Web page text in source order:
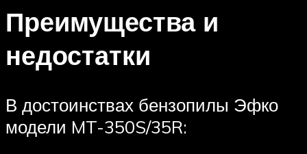
Преимущества и
недостатки
В достоинствах бензопилы Эфко
модели MT-350S/35R: